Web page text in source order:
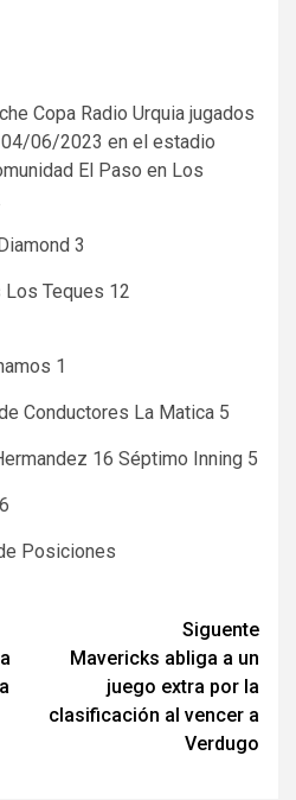
Copa Radio Urquia jugados
06/2023 en el estadio
El Paso en Los
3
Los Teques 12
1
Conductores La Matica 5
16 Séptimo Inning 5
Posiciones
Siguente
Mavericks abliga a un
juego extra por la
clasificación al vencer a
Verdugo